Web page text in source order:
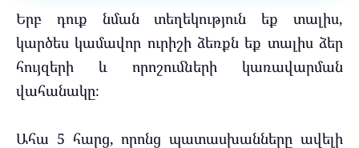
Երբ դուք նման տեղեկություն եք տալիս,
կարծես կամավոր ուրիշի ձեռքն եք տալիս ձեր
հույզերի և որոշումների կառավարման
վահանակը։
Ահա 5 հարց, որոնց պատասխանները ավելի